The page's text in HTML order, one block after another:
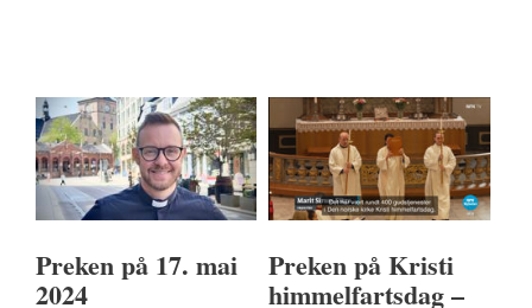
Preken på 17. mai
2024
Preken på Kristi
himmelfartsdag –